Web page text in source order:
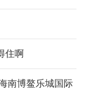
住啊
南博鳌乐城国际